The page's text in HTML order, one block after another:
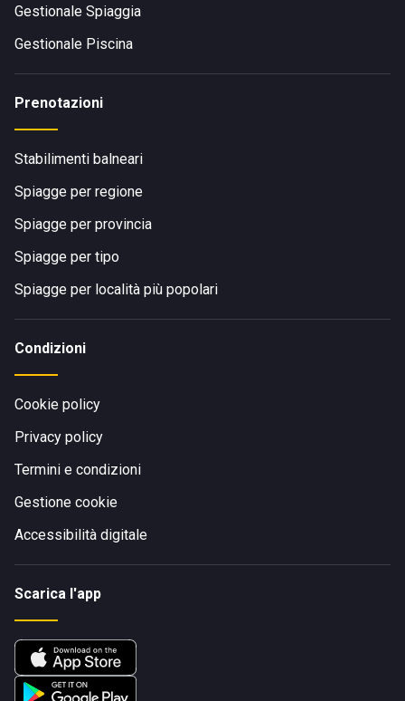
Gestionale Spiaggia
Gestionale Piscina
Prenotazioni
Stabilimenti balneari
Spiagge per regione
Spiagge per provincia
Spiagge per tipo
Spiagge per località più popolari
Condizioni
Cookie policy
Privacy policy
Termini e condizioni
Gestione cookie
Accessibilità digitale
Scarica l'app